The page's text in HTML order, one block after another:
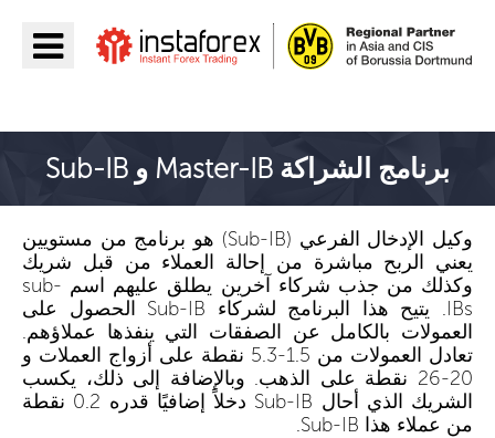
برنامج الشراكة Master-IB و Sub-IB
وكيل الإدخال الفرعي (Sub-IB) هو برنامج من مستويين
يعني الربح مباشرة من إحالة العملاء من قبل شريك
وكذلك من جذب شركاء آخرين يطلق عليهم اسم sub-
IBs. يتيح هذا البرنامج لشركاء Sub-IB الحصول على
العمولات بالكامل عن الصفقات التي ينفذها عملاؤهم.
تعادل العمولات من 1.5-5.3 نقطة على أزواج العملات و
20-26 نقطة على الذهب. وبالإضافة إلى ذلك، يكسب
الشريك الذي أحال Sub-IB دخلاً إضافيًا قدره 0.2 نقطة
من عملاء هذا Sub-IB.